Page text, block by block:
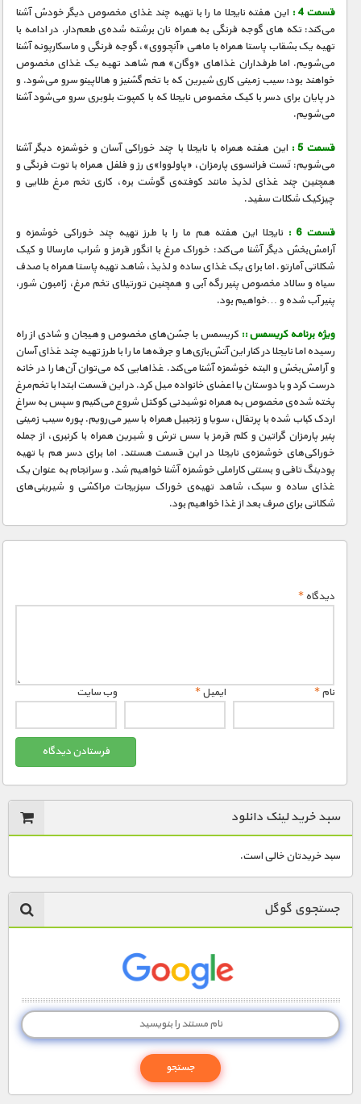
مستند های اختصاصی
قسمت 4 :
این هفته نایجلا ما را با تهیه چند غذای مخصوص دیگر خودش آشنا
می‌کند: تکه های گوجه فرنگی به همراه نان برشته شده‌ی طعم‌دار. در ادامه با
تهیه یک بشقاب پاستا همراه با ماهی «آنچووی»، گوجه فرنگی و ماسکارپونه آشنا
می‌شویم. اما طرفداران غذاهای «وگان» هم شاهد تهیه یک غذای مخصوص
خواهند بود: سیب زمینی کاری شیرین که با تخم گشنیز و هالاپینو سرو می‌شود. و
در پایان برای دسر با کیک مخصوص نایجلا که با کمپوت بلوبری سرو می‌شود آشنا
می‌شویم.
قسمت 5 :
این هفته همراه با نایجلا با چند خوراکی آسان و خوشمزه دیگر آشنا
می‌شویم: تَست فرانسوی پارمزان، «پاولووا»ی رز و فلفل همراه با توت فرنگی و
همچنین چند غذای لذیذ مانند کوفته‌ی گوشت بره، کاری تخم مرغ طلایی و
چیزکیک شکلات سفید.
قسمت 6 :
نایجلا این هفته هم ما را با طرز تهیه چند خوراکی خوشمزه و
آرامش‌بخش دیگر آشنا می‌کند: خوراک مرغ با انگور قرمز و شراب مارسالا و کیک
شکلاتی آمارتو. اما برای یک غذای ساده و لذیذ، شاهد تهیه پاستا همراه با صدف
سیاه و سالاد مخصوص پنیر رگه آبی و همچنین تورتیلای تخم مرغ، ژامبون شور،
پنیر آب شده و …خواهیم بود.
ویژه برنامه کریسمس :: کریسمس با جشن‌های مخصوص و هیجان و شادی از راه
رسیده اما نایجلا در کنار این آتش‌بازی‌ها و جرقه‌ها ما را با طرز تهیه چند غذای آسان
و آرامش‌بخش و البته خوشمزه آشنا می‌کند. غذاهایی که می‌توان آن‌ها را در خانه
درست کرد و با دوستان یا اعضای خانواده میل کرد. در این قسمت ابتدا با تخم‌مرغ
پخته شده‌ی مخصوص به همراه نوشیدنی کوکتل شروع می‌کنیم و سپس به سراغ
اردک کباب شده با پرتقال، سویا و زنجبیل همراه با سیر می‌رویم. پوره سیب زمینی
پنیر پارمزان گراتین و کلم قرمز با سس ترش و شیرین همراه با کرنبری، از جمله
خوراکی‌های خوشمزه‌ی نایجلا در این قسمت هستند. اما برای دسر هم با تهیه
پودینگ تافی و بستنی کاراملی خوشمزه آشنا خواهیم شد. و سرانجام به عنوان یک
غذای ساده و سبک، شاهد تهیه‌ی خوراک سبزیجات مراکشی و شیرینی‌های
شکلاتی برای صرف بعد از غذا خواهیم بود.
دیدگاه*
نام* ایمیل* وب‌ سایت
سبد خرید لینک دانلود
سبد خریدتان خالی است.
جستجوی گوگل